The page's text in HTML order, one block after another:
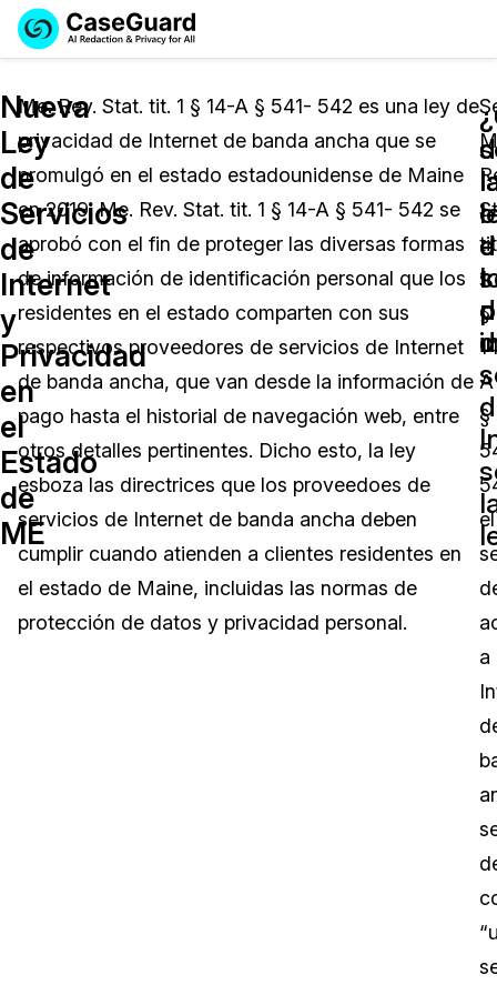
Licencia de CaseGuard Studio
Precios de Redacción a Pedido
Soluciones
Redacción de vídeos
Redacción de documentos
Redacción de audio
Redacción en Bulto
Redacción de imágenes
Transcripción y Traducción
Industrias
Cuerpos Policiales
Transportación
La Atención Médica
Educación
El Gobierno
Servicios Financieros
Precios
Recursos
Preguntas Frecuentes
Artículos
Casos Practicos
Videoteca
Eventos
Demo
English
Español
Nueva
Ley
de
Servicios
de
Internet
y
Privacidad
en
el
Estado
de
ME
Me. Rev. Stat. tit. 1 § 14-A § 541- 542 es una ley de
privacidad de Internet de banda ancha que se
promulgó en el estado estadounidense de Maine
en 2019. Me. Rev. Stat. tit. 1 § 14-A § 541- 542 se
aprobó con el fin de proteger las diversas formas
de información de identificación personal que los
residentes en el estado comparten con sus
respectivos proveedores de servicios de Internet
de banda ancha, que van desde la información de
pago hasta el historial de navegación web, entre
otros detalles pertinentes. Dicho esto, la ley
esboza las directrices que los proveedoes de
servicios de Internet de banda ancha deben
cumplir cuando atienden a clientes residentes en
el estado de Maine, incluidas las normas de
protección de datos y privacidad personal.
1
§
A
§
el
a